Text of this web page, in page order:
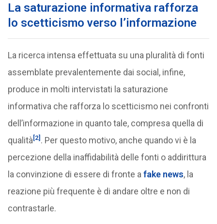
La saturazione informativa rafforza
lo scetticismo verso l’informazione
La ricerca intensa effettuata su una pluralità di fonti
assemblate prevalentemente dai social, infine,
produce in molti intervistati la saturazione
informativa che rafforza lo scetticismo nei confronti
dell’informazione in quanto tale, compresa quella di
qualità[2] . Per questo motivo, anche quando vi è la
percezione della inaffidabilità delle fonti o addirittura
la convinzione di essere di fronte a fake news, la
reazione più frequente è di andare oltre e non di
contrastarle.